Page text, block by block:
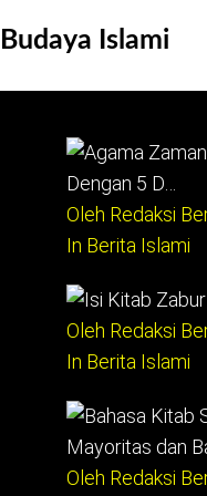
Budaya Islami
Dengan 5 D…
Oleh Redaksi
In Berita Islami
Oleh Redaksi
In Berita Islami
Mayoritas dan
Oleh Redaksi